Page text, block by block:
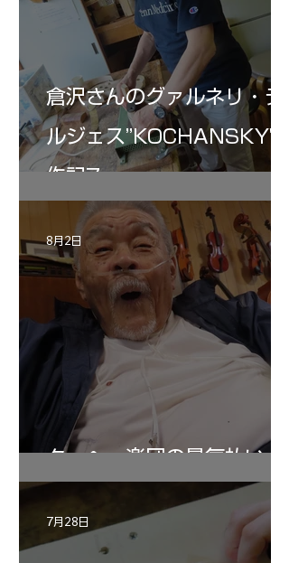
倉沢さんのグァルネリ・デ
ルジェス”KOCHANSKY"制
作記7
ターヘー楽団の暑気払い
8月2日
7月28日